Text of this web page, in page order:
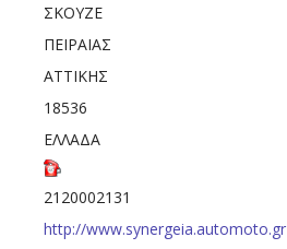
ΣΚΟΥΖΕ
ΠΕΙΡΑΙΑΣ
ΑΤΤΙΚΗΣ
18536
ΕΛΛΑΔΑ
2120002131
http://www.synergeia.automoto.gr